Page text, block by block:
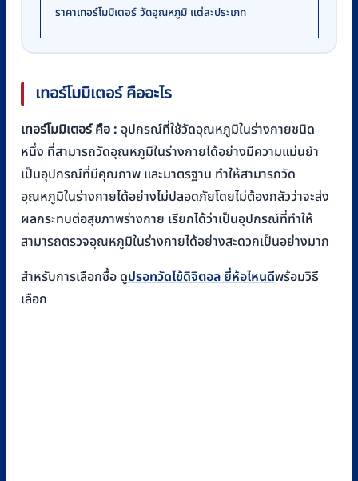
ราคาเทอร์โมมิเตอร์ วัดอุณหภูมิ แต่ละประเภท
เทอร์โมมิเตอร์ คืออะไร
เทอร์โมมิเตอร์ คือ : อุปกรณ์ที่ใช้วัดอุณหภูมิในร่างกายชนิด
หนึ่ง ที่สามารถวัดอุณหภูมิในร่างกายได้อย่างมีความแม่นยำ
เป็นอุปกรณ์ที่มีคุณภาพ และมาตรฐาน ทำให้สามารถวัด
อุณหภูมิในร่างกายได้อย่างไม่ปลอดภัยโดยไม่ต้องกลัวว่าจะส่ง
ผลกระทบต่อสุขภาพร่างกาย เรียกได้ว่าเป็นอุปกรณ์ที่ทำให้
สามารถตรวจอุณหภูมิในร่างกายได้อย่างสะดวกเป็นอย่างมาก
สำหรับการเลือกซื้อ ดูปรอทวัดไข้ดิจิตอล ยี่ห้อไหนดีพร้อมวิธี
เลือก